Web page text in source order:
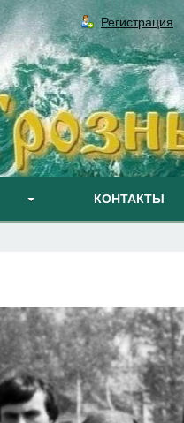
Регистрация
КОНТАКТЫ